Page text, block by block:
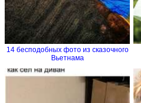
14 бесподобных фото из сказочного
Вьетнама